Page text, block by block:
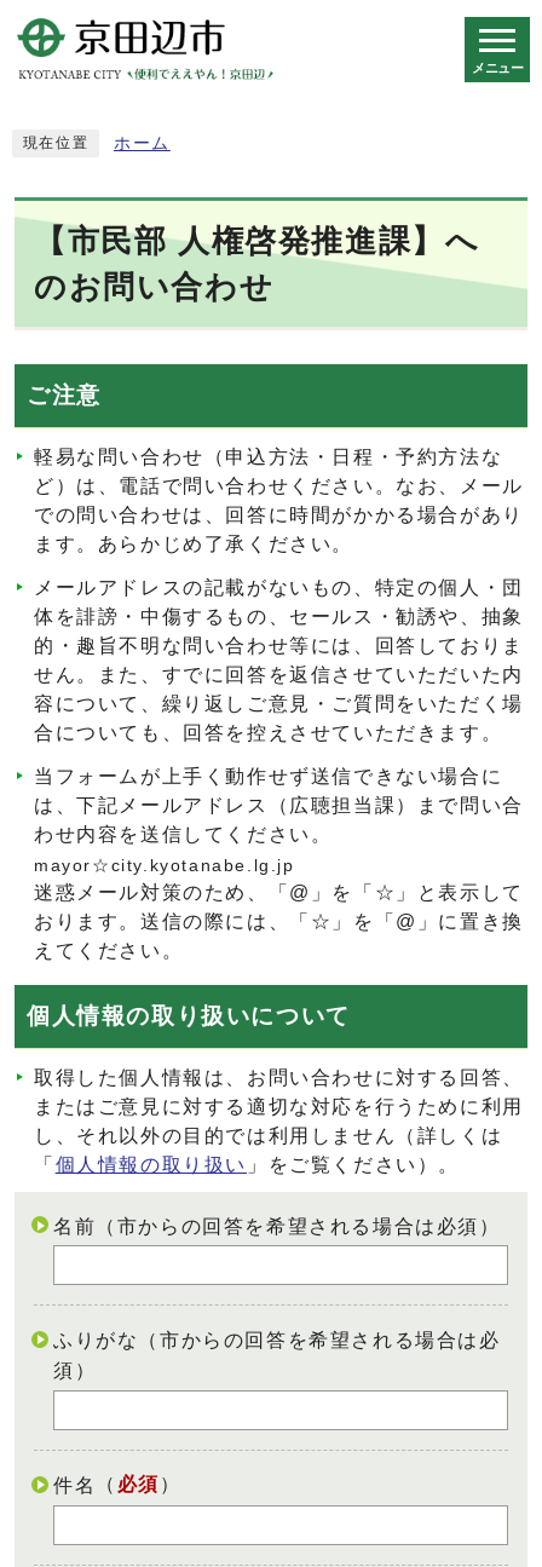
メニュー
現在位置 ホーム
【市民部 人権啓発推進課】へ
のお問い合わせ
ご注意
軽易な問い合わせ（申込方法・日程・予約方法な
ど）は、電話で問い合わせください。なお、メール
での問い合わせは、回答に時間がかかる場合があり
ます。あらかじめ了承ください。
メールアドレスの記載がないもの、特定の個人・団
体を誹謗・中傷するもの、セールス・勧誘や、抽象
的・趣旨不明な問い合わせ等には、回答しておりま
せん。また、すでに回答を返信させていただいた内
容について、繰り返しご意見・ご質問をいただく場
合についても、回答を控えさせていただきます。
当フォームが上手く動作せず送信できない場合に
は、下記メールアドレス（広聴担当課）まで問い合
わせ内容を送信してください。
mayor☆city.kyotanabe.lg.jp
迷惑メール対策のため、「@」を「☆」と表示して
おります。送信の際には、「☆」を「@」に置き換
えてください。
個人情報の取り扱いについて
取得した個人情報は、お問い合わせに対する回答、
またはご意見に対する適切な対応を行うために利用
し、それ以外の目的では利用しません（詳しくは
「 個人情報の取り扱い 」をご覧ください）。
名前（市からの回答を希望される場合は必須）
ふりがな（市からの回答を希望される場合は必
須）
件名 （ 必須 ）